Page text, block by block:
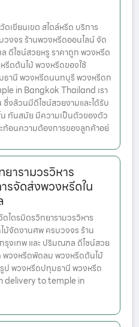
ขียนเขต สไตล์หรีด บริการ
งจร ร้านพวงหรีดออนไลน์ จัด
ดีไซน์สวยหรู ราคาถูก พวงหรีด
ดต้นไม้ พวงหรีดของใช้
ธานี พวงหรีดนนทบุรี พวงหรีดก
in Bangkok Thailand เรา
ซึ่งล้วนมีดีไซน์สวยงามและได้รับ
ทันสมัย มีความเป็นตัวของตัว
ท้อนความต้องการของลูกค้าอย่
ารามวรวิหาร
รจัดส่งพวงหรีดใน
ตรมิตรวิทยารามวรวิหาร
ม้จัดงานศพ ครบวงจร ร้าน
งเทพ และ ปริมณฑล ดีไซน์สวย
พวงหรีดพัดลม พวงหรีดต้นไม้
ป พวงหรีดปทุมธานี พวงหรีด
delivery to temple in